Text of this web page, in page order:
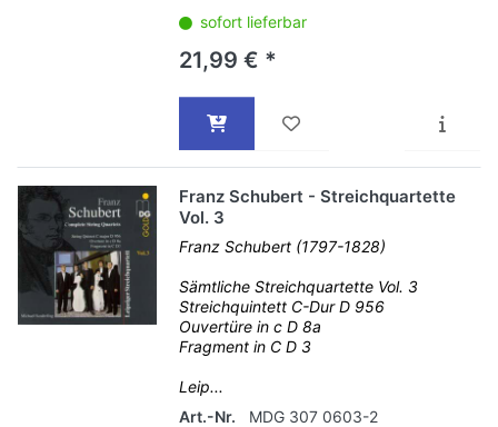
sofort lieferbar
21,99 € *
Franz Schubert - Streichquartette
Vol. 3
Franz Schubert (1797-1828)
Sämtliche Streichquartette Vol. 3
Streichquintett C-Dur D 956
Ouvertüre in c D 8a
Fragment in C D 3
Leip...
Art.-Nr.
MDG 307 0603-2